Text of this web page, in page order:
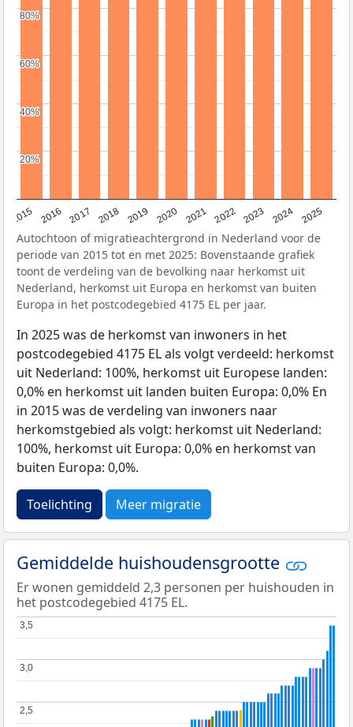
2015 2016 2017 2018 2019 2020 2021 2022 2023 2024 2025
20%
20%
40%
40%
60%
60%
80%
80%
Autochtoon of migratieachtergrond in Nederland voor de
periode van 2015 tot en met 2025: Bovenstaande grafiek
toont de verdeling van de bevolking naar herkomst uit
Nederland, herkomst uit Europa en herkomst van buiten
Europa in het postcodegebied 4175 EL per jaar.
In 2025 was de herkomst van inwoners in het
postcodegebied 4175 EL als volgt verdeeld: herkomst
uit Nederland: 100%, herkomst uit Europese landen:
0,0% en herkomst uit landen buiten Europa: 0,0% En
in 2015 was de verdeling van inwoners naar
herkomstgebied als volgt: herkomst uit Nederland:
100%, herkomst uit Europa: 0,0% en herkomst van
buiten Europa: 0,0%.
Toelichting Meer migratie
Gemiddelde huishoudensgrootte
Er wonen gemiddeld 2,3 personen per huishouden in
het postcodegebied 4175 EL.
2,5
2,5
3,0
3,0
3,5
3,5